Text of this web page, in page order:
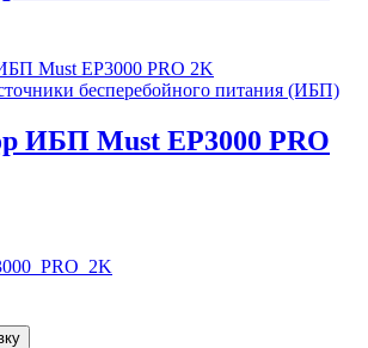
бесперебойного питания (ИБП)
ИБП Must EP3000 PRO